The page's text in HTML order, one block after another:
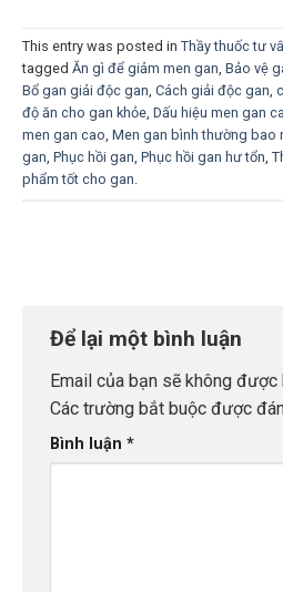
This entry was posted in Thầy thuốc tư
tagged Ăn gì để giảm men gan, Bảo vệ
Bổ gan giải độc gan, Cách giải độc gan,
độ ăn cho gan khỏe, Dấu hiệu men gan
men gan cao, Men gan bình thường bao
gan, Phục hồi gan, Phục hồi gan hư tổn,
phẩm tốt cho gan.
Để lại một bình luận
Email của bạn sẽ không được
Các trường bắt buộc được
Bình luận *